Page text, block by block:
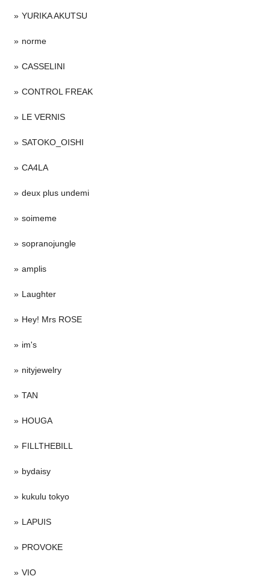
YURIKA AKUTSU
norme
CASSELINI
CONTROL FREAK
LE VERNIS
SATOKO_OISHI
CA4LA
deux plus undemi
soimeme
sopranojungle
amplis
Laughter
Hey! Mrs ROSE
im's
nityjewelry
TAN
HOUGA
FILLTHEBILL
bydaisy
kukulu tokyo
LAPUIS
PROVOKE
VIO